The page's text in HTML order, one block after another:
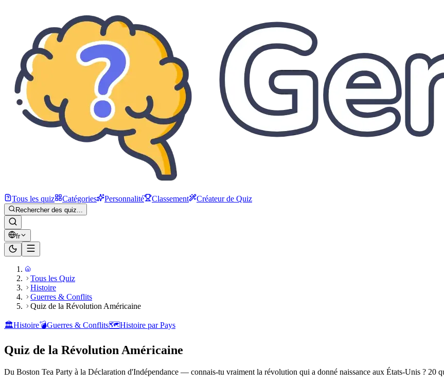
Tous les quiz Catégories Personnalité Classement Créateur de Quiz
Rechercher des quiz...
fr
Tous les Quiz
Histoire
Guerres & Conflits
Quiz de la Révolution Américaine
🏛️Histoire💣Guerres & Conflits🗺️Histoire par Pays
Quiz de la Révolution Américaine
Du Boston Tea Party à la Déclaration d'Indépendance — connais-tu vraiment la révolution qui a donné naissance aux États-Unis ? 20